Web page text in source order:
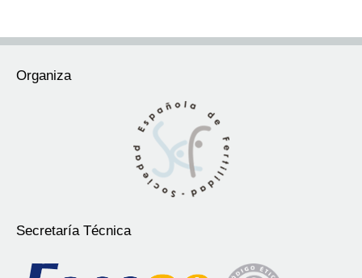
Organiza
Secretaría Técnica